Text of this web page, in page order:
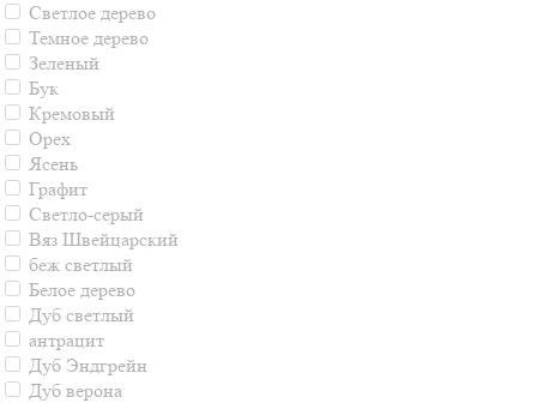
Светлое дерево
Темное дерево
Зеленый
Бук
Кремовый
Орех
Ясень
Графит
Светло-серый
Вяз Швейцарский
беж светлый
Белое дерево
Дуб светлый
антрацит
Дуб Эндгрейн
Дуб верона